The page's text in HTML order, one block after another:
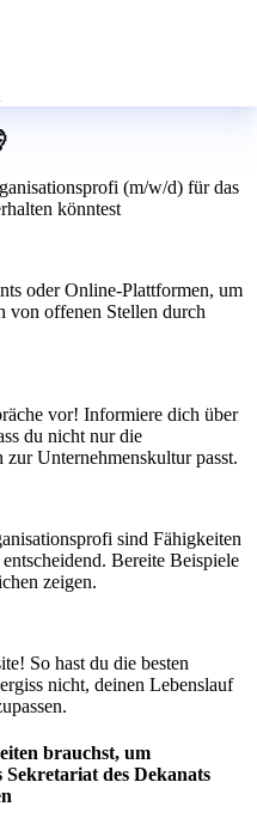
(m/w/d) für das
könntest
oder Online-Plattformen, um
von offenen Stellen durch
vor! Informiere dich über
du nicht nur die
Unternehmenskultur passt.
sind Fähigkeiten
Bereite Beispiele
zeigen.
So hast du die besten
nicht, deinen Lebenslauf
brauchst, um
des Dekanats